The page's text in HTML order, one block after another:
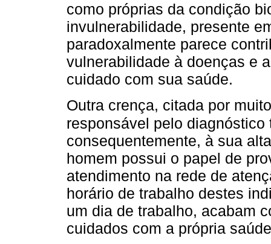
como próprias da condição
invulnerabilidade, presente
paradoxalmente parece
vulnerabilidade à doenças e
cuidado com sua saúde.
Outra crença, citada por
responsável pelo
consequentemente, à sua
homem possui o papel de
atendimento na rede de
horário de trabalho destes
um dia de trabalho, acabam
cuidados com a própria